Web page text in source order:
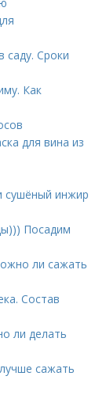
саду. Сроки
Как
для вина из
сушёный инжир
Посадим
ли сажать
Состав
ли делать
сажать